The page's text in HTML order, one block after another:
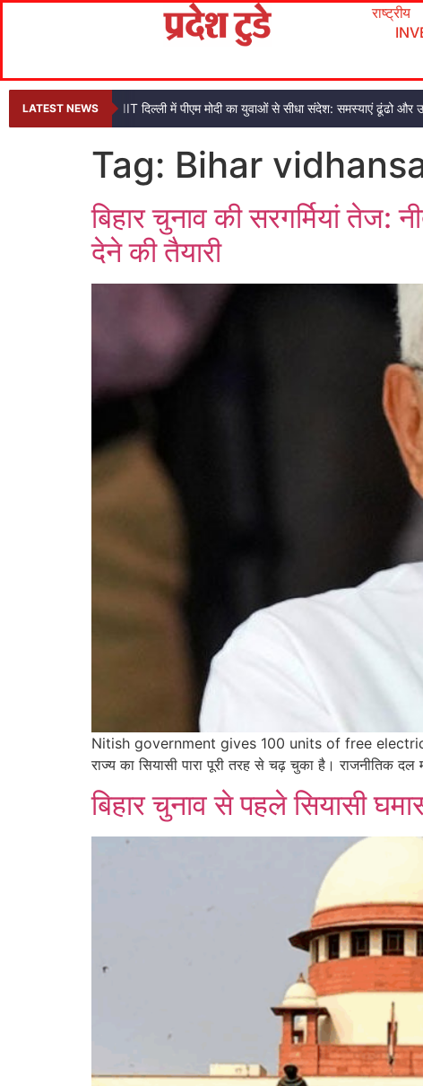
राष्ट्रीय
LATEST NEWS IIT दिल्ली में पीएम मोदी का युवाओं से सीधा संदेश: समस्याएं ढूंढो और
Tag: Bihar
बिहार चुनाव की सरगर्मियां तेज:
देने की तैयारी
Nitish government gives 100 units of free electricity:
राज्य का सियासी पारा पूरी तरह से चढ़ चुका है। राजनीतिक
बिहार चुनाव से पहले सियासी